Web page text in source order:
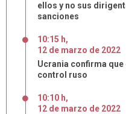
ellos y no sus
sanciones
10:15 h,
12 de marzo de 2022
Ucrania confirma que
control ruso
10:10 h,
12 de marzo de 2022